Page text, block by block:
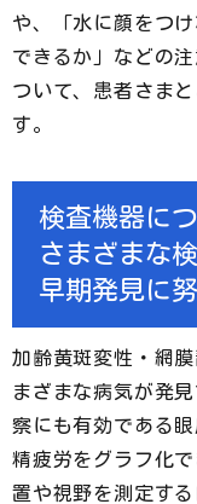
や、「水に顔をつ
できるか」などの
ついて、患者さま
す。
検査機器に
さまざまな
早期発見に
加齢黄斑変性・網
まざまな病気が発
察にも有効である
精疲労をグラフ化
置や視野を測定す